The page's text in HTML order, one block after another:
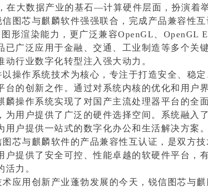
在大数据产业的基石—计算硬件层面，扮演着
图芯与麒麟软件强强联合，完成产品兼容性
形渲染能力，更广泛兼容OpenGL、OpenGL
已广泛应用于金融、交通、工业制造等多个关
动行业数字化转型注入强大动力。
操作系统技术为核心，专注于打造安全、稳
台的创新之作。通过对系统内核的优化和用户
麟操作系统实现了对国产主流处理器平台的
为用户提供了广泛的硬件选择空间。系统融入
用户提供一站式的数字化办公和生活解决方案。
芯与麒麟软件的产品兼容性互认证，是双方
户提供了安全可控、性能卓越的软硬件平台，
活力。
应用创新产业蓬勃发展的今天，锐信图芯与